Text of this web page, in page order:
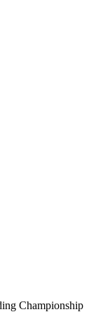
Championship